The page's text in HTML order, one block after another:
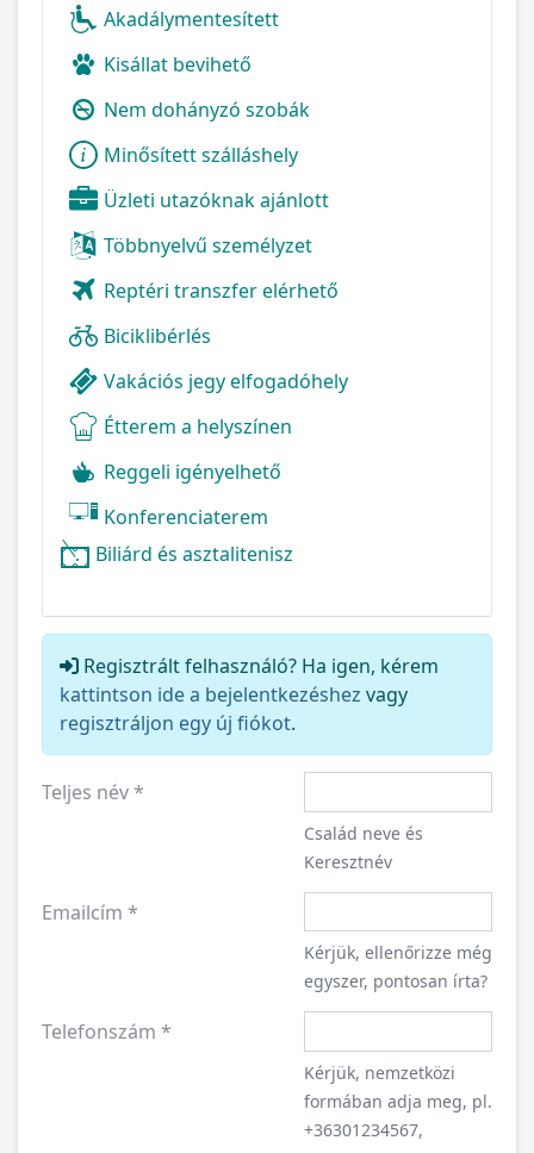
Akadálymentesített
Kisállat bevihető
Nem dohányzó szobák
Minősített szálláshely
Üzleti utazóknak ajánlott
Többnyelvű személyzet
Reptéri transzfer elérhető
Biciklibérlés
Vakációs jegy elfogadóhely
Étterem a helyszínen
Reggeli igényelhető
Konferenciaterem
Biliárd és asztalitenisz
Regisztrált felhasználó? Ha igen, kérem
kattintson ide a bejelentkezéshez vagy
regisztráljon egy új fiókot.
Teljes név*
Család neve és
Keresztnév
Emailcím *
Kérjük, ellenőrizze még
egyszer, pontosan írta?
Telefonszám *
Kérjük, nemzetközi
formában adja meg, pl.
+36301234567,